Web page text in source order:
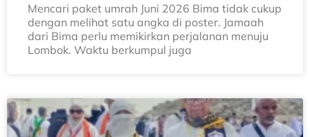
Mencari paket umrah Juni 2026 Bima tidak cukup
dengan melihat satu angka di poster. Jamaah
dari Bima perlu memikirkan perjalanan menuju
Lombok. Waktu berkumpul juga